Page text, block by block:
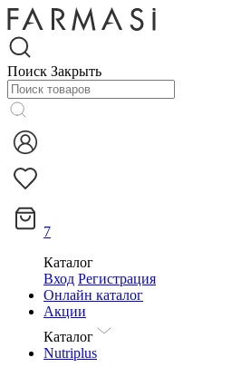
Поиск Закрыть
7
Каталог
Вход Регистрация
Онлайн каталог
Акции
Каталог
Nutriplus